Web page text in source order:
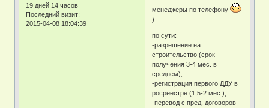
19 дней 14 часов
Последний визит:
2015-04-08 18:04:39
менеджеры по телефону
)
по сути:
-разрешение на
строительство (срок
получения 3-4 мес. в
среднем);
-регистрация первого ДДУ в
росреестре (1,5-2 мес.);
-перевод с пред. договоров